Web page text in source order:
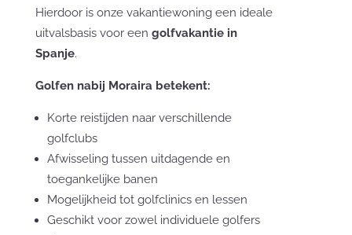
Hierdoor is onze vakantiewoning een ideale
uitvalsbasis voor een golfvakantie in
Spanje.
Golfen nabij Moraira betekent:
Korte reistijden naar verschillende
golfclubs
Afwisseling tussen uitdagende en
toegankelijke banen
Mogelijkheid tot golfclinics en lessen
Geschikt voor zowel individuele golfers